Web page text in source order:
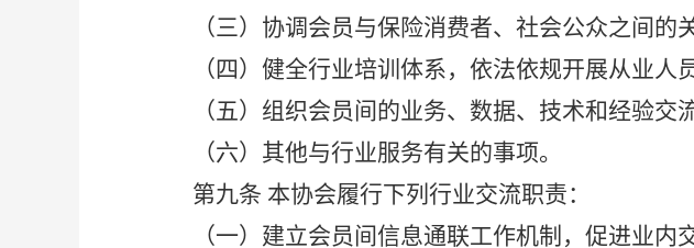
（三）协调会员与保险消费者、社会公众之间的
（四） 健全行业培训体系， 依法依规开展从业人
（五）组织会员间的业务、数据、技术和经验交
（六）其他与行业服务有关的事项。
第九条 本协会履行下列行业交流职责：
（一）建立会员间信息通联工作机制，促进业内